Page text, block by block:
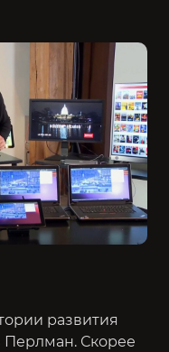
развития
Перлман. Скорее